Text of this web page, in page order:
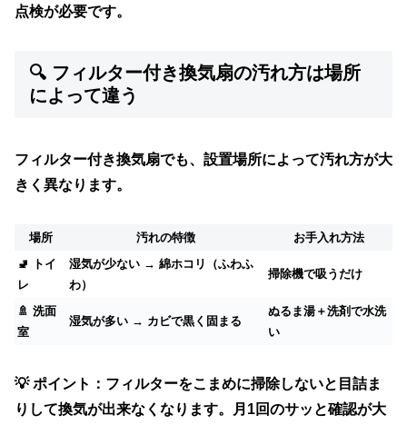
点検が必要です。
🔍 フィルター付き換気扇の汚れ方は場所
によって違う
フィルター付き換気扇でも、 設置場所によって汚れ方が大
きく異なります。
場所 汚れの特徴
お手入れ方法
🚽 トイ
レ
湿気が少ない → 綿ホコリ（ふわふ
わ）
掃除機で吸うだけ
🚿 洗面
室
湿気が多い → カビで黒く固まる
ぬるま湯＋洗剤で水洗
い
💡ポイント： フィルターをこまめに掃除しないと目詰ま
りして換気が出来なくなります。月1回のサッと確認が大